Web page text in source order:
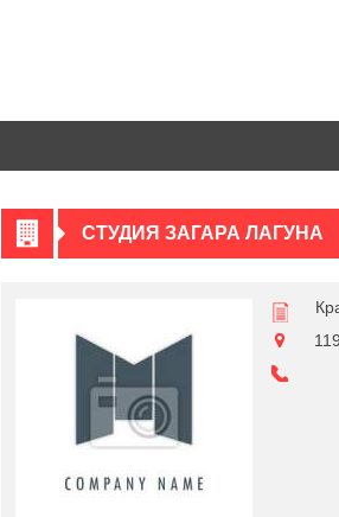
СТУДИЯ ЗАГАРА ЛАГУНА